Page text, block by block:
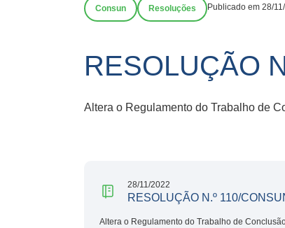
Consun Resoluções Publicado em 28/
RESOLUÇÃO
Altera o Regulamento do Trabalho de
28/11/2022
RESOLUÇÃO N.º 110/
Altera o Regulamento do Trabalho de